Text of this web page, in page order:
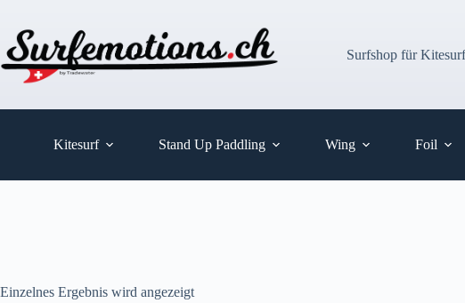
springen
Surfshop für
Kitesurf Stand Up Paddling Wing Foil
Einzelnes Ergebnis wird angezeigt